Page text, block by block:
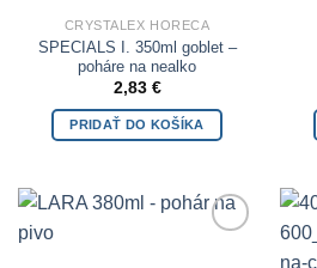
CRYSTALEX HORECA
SPECIALS I. 350ml goblet –
poháre na nealko
2,83 €
PRIDAŤ DO KOŠÍKA